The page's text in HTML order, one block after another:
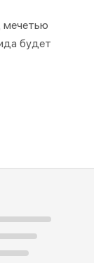
мечетью
будет